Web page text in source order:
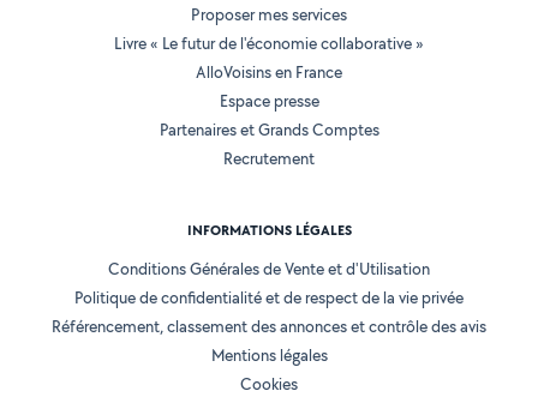
Proposer mes services
Livre « Le futur de l'économie collaborative »
AlloVoisins en France
Espace presse
Partenaires et Grands Comptes
Recrutement
INFORMATIONS LÉGALES
Conditions Générales de Vente et d'Utilisation
Politique de confidentialité et de respect de la vie privée
Référencement, classement des annonces et contrôle des avis
Mentions légales
Cookies